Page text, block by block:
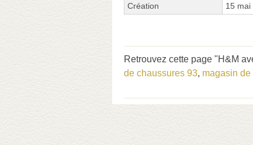
Création
15 mai
Retrouvez cette page "H&M
de chaussures 93, magasin